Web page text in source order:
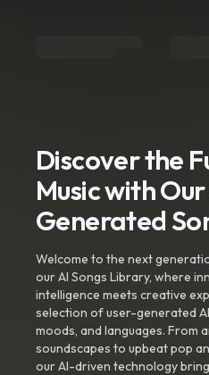
Discover the
Music with
Generated
Welcome to the next
our AI Songs Library, where
intelligence meets creative
selection of user-generated
moods, and languages. From
soundscapes to upbeat pop
our AI-driven technology